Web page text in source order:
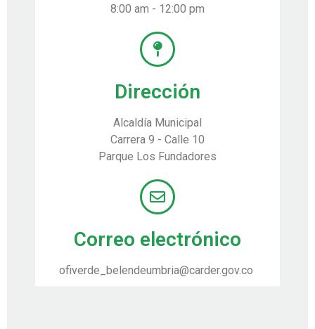
8:00 am - 12:00 pm
Dirección
Alcaldía Municipal
Carrera 9 - Calle 10
Parque Los Fundadores
Correo electrónico
ofiverde_belendeumbria@carder.gov.co